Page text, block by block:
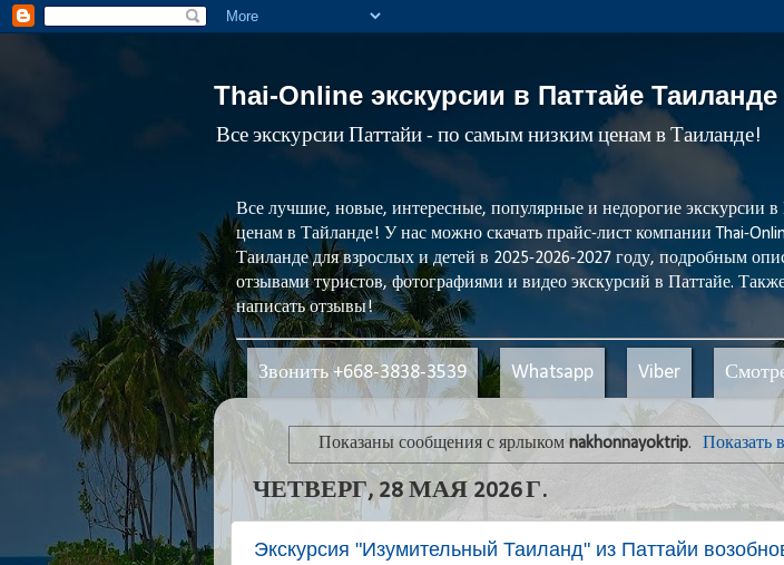
Thai-Online экскурсии в Паттайе Таиланде
Все экскурсии Паттайи - по самым низким ценам в Таиланде!
Все лучшие, новые, интересные, популярные и недорогие
ценам в Тайланде! У нас можно скачать прайс-лист компании Thai-
Таиланде для взрослых и детей в 2025-2026-2027 году, подробным
отзывами туристов, фотографиями и видео экскурсий в Паттайе.
написать отзывы!
Звонить +668-3838-3539 Whatsapp Viber
Показаны сообщения с ярлыком nakhonnayoktrip. Показать
ЧЕТВЕРГ, 28 МАЯ 2026 Г.
Экскурсия "Изумительный Таиланд" из Паттайи